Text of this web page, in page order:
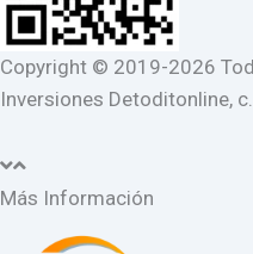
Copyright © 2019-2026
Inversiones Detoditonline,
Más Información